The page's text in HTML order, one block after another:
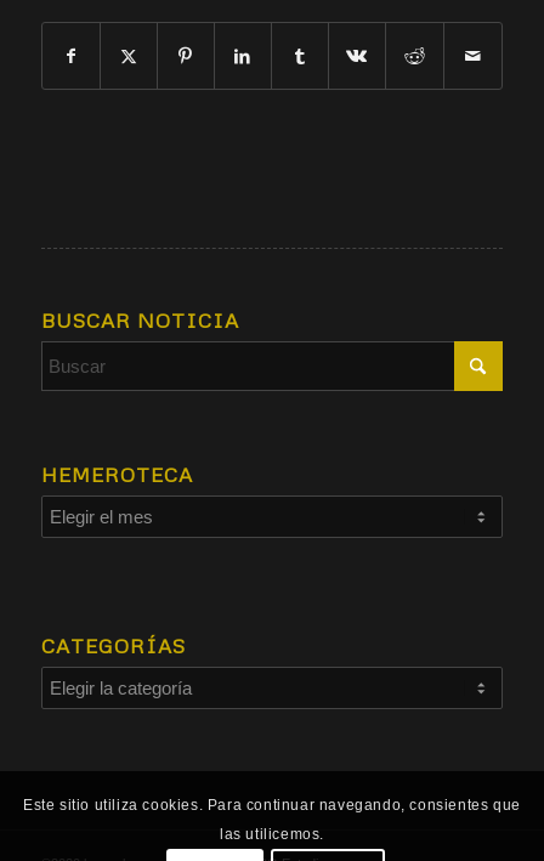
BUSCAR NOTICIA
HEMEROTECA
CATEGORÍAS
Este sitio utiliza cookies. Para continuar navegando, consientes que
las utilicemos.